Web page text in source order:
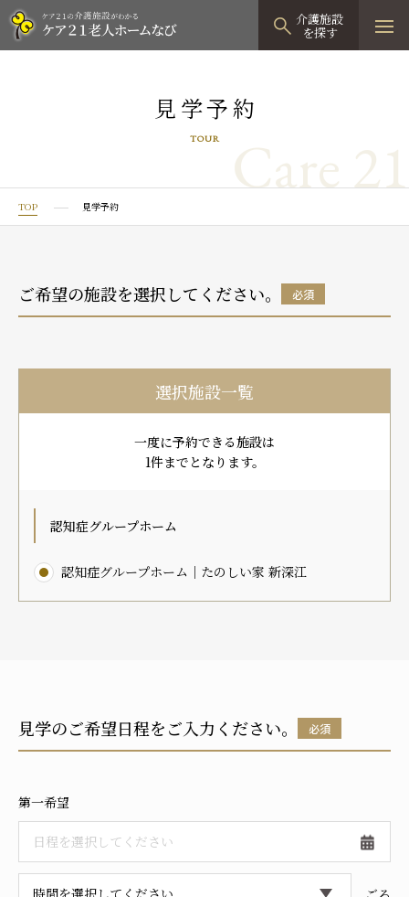
介護施設
を探す
見学予約
有料老人ホームTOP
プレザングラン
プレザンメゾン
有料老人ホームとは
グループホーム
たのしい家
認知症対応型グループホームとは
認知症のおはなし
小規模多機能型居宅介護TOP
たのしい家
小規模多機能型居宅介護とは
0120-944
運営会社
プライバシーポリシー
採用情報
見学予約
TOUR Care 21
TOP 見学予約
ご希望の施設を選択してください。 必須
選択施設一覧
一度に予約できる施設は
1件までとなります。
認知症グループホーム
認知症グループホーム｜たのしい家 新深江
見学のご希望日程をご入力ください。 必須
第一希望